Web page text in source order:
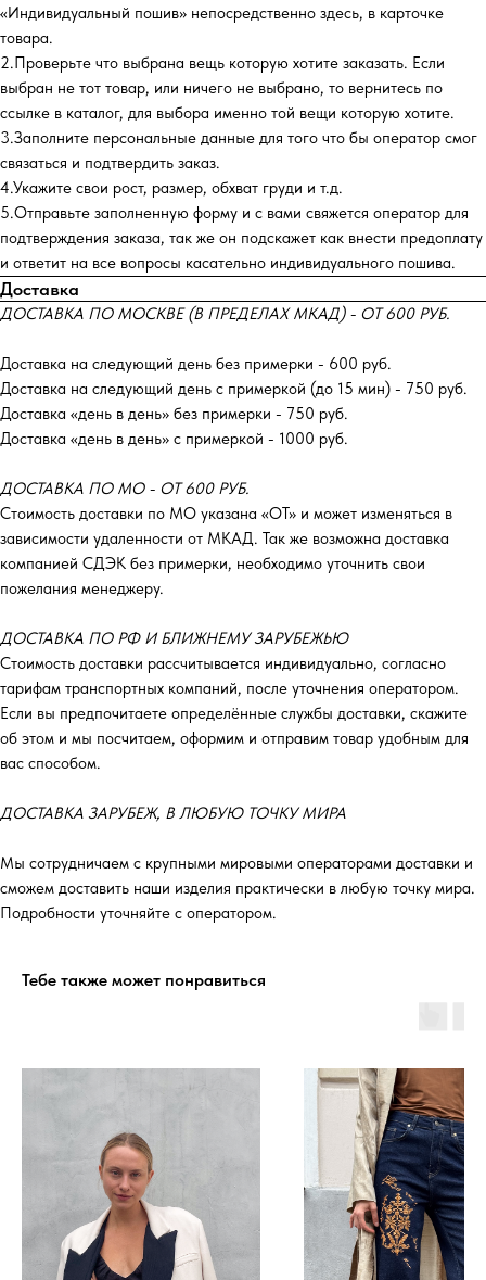
«Индивидуальный пошив» непосредственно здесь, в карточке
товара.
2.Проверьте что выбрана вещь которую хотите заказать. Если
выбран не тот товар, или ничего не выбрано, то вернитесь по
ссылке в каталог, для выбора именно той вещи которую хотите.
3.Заполните персональные данные для того что бы оператор смог
связаться и подтвердить заказ.
4.Укажите свои рост, размер, обхват груди и т.д.
5.Отправьте заполненную форму и с вами свяжется оператор для
подтверждения заказа, так же он подскажет как внести предоплату
и ответит на все вопросы касательно индивидуального пошива.
Доставка
ДОСТАВКА ПО МОСКВЕ (В ПРЕДЕЛАХ МКАД) - ОТ 600 РУБ.
Доставка на следующий день без примерки - 600 руб.
Доставка на следующий день с примеркой (до 15 мин) - 750 руб.
Доставка «день в день» без примерки - 750 руб.
Доставка «день в день» с примеркой - 1000 руб.
ДОСТАВКА ПО МО - ОТ 600 РУБ.
Стоимость доставки по МО указана «ОТ»‎ и может изменяться в
зависимости удаленности от МКАД. Так же возможна доставка
компанией СДЭК без примерки, необходимо уточнить свои
пожелания менеджеру.
ДОСТАВКА ПО РФ И БЛИЖНЕМУ ЗАРУБЕЖЬЮ
Стоимость доставки рассчитывается индивидуально, согласно
тарифам транспортных компаний, после уточнения оператором.
Если вы предпочитаете определённые службы доставки, скажите
об этом и мы посчитаем, оформим и отправим товар удобным для
вас способом.
ДОСТАВКА ЗАРУБЕЖ, В ЛЮБУЮ ТОЧКУ МИРА
Мы сотрудничаем с крупными мировыми операторами доставки и
сможем доставить наши изделия практически в любую точку мира.
Подробности уточняйте с оператором.
Тебе также может понравиться